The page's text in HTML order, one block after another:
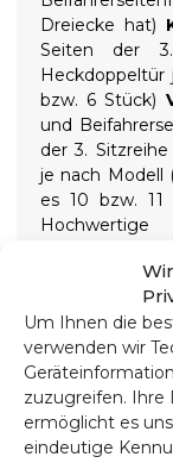
Um Ihnen die
verwenden wir
zuzugreifen. Ihre
ermöglicht es
eindeutige
Dreiecke hat)
Seiten der
Heckdoppeltür
bzw. 6 Stück)
und
der 3.
je nach Modell
es 10 bzw.
niedrige
Komfort im
erholsame
Saugnäpfen
zur einfachen
90 Mikron
2 mm